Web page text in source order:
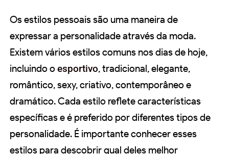
Os estilos pessoais são uma maneira de
expressar a personalidade através da moda.
Existem vários estilos comuns nos dias de hoje,
incluindo o esportivo, tradicional, elegante,
romântico, sexy, criativo, contemporâneo e
dramático. Cada estilo reflete características
específicas e é preferido por diferentes tipos de
personalidade. É importante conhecer esses
estilos para descobrir qual deles melhor